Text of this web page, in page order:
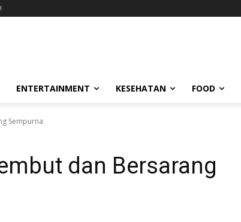
ENTERTAINMENT KESEHATAN FOOD
Sempurna
dan Bersarang